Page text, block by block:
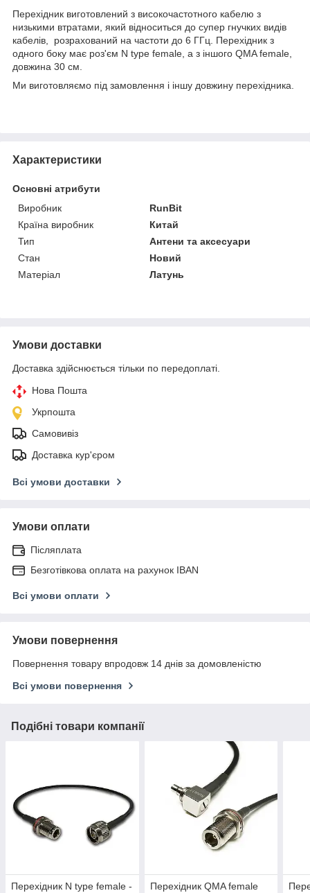
Перехідник виготовлений з високочастотного кабелю з
низькими втратами, який відноситься до супер гнучких видів
кабелів, розрахований на частоти до 6 ГГц. Перехідник з
одного боку має роз'єм N type female, а з іншого QMA female,
довжина 30 см.
Ми виготовляємо під замовлення і іншу довжину перехідника.
Характеристики
Основні атрибути
Виробник
RunBit
Країна виробник
Китай
Тип
Антени та аксесуари
Стан
Новий
Матеріал
Латунь
Умови доставки
Доставка здійснюється тільки по передоплаті.
Нова Пошта
Укрпошта
Самовивіз
Доставка кур'єром
Всі умови доставки
Умови оплати
Післяплата
Безготівкова оплата на рахунок IBAN
Всі умови оплати
Умови повернення
Повернення товару впродовж 14 днів за домовленістю
Всі умови повернення
Подібні товари компанії
Перехідник N type female -
Перехідник QMA female